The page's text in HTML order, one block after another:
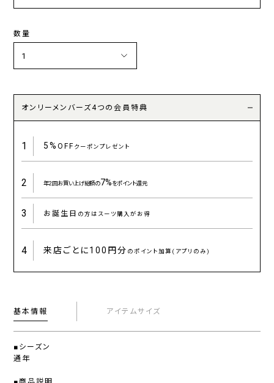
数量
オンリーメンバーズ4つの会員特典
1 5%OFFクーポンプレゼント
2 年2回お買い上げ総額の7%をポイント還元
3 お誕生日 の方はスーツ購入がお得
4 来店ごとに100円分 のポイント加算(アプリのみ)
基本情報 アイテムサイズ
■シーズン
通年